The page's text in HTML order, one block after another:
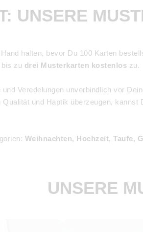
UNSERE
halten, bevor Du 100 Karten
zu drei Musterkarten kostenlos zu.
Veredelungen unverbindlich vor
und Haptik überzeugen,
Weihnachten, Hochzeit, Taufe,
UNSERE